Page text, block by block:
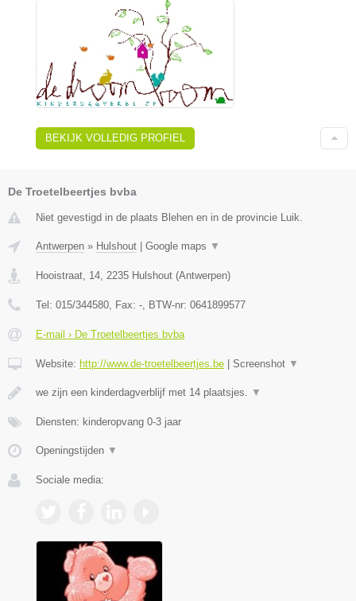
BEKIJK VOLLEDIG PROFIEL
De Troetelbeertjes bvba
Niet gevestigd in de plaats Blehen en in de provincie Luik.
Antwerpen » Hulshout Google maps ▼
Hooistraat, 14 2235 Hulshout (Antwerpen)
Tel: 015/344580 , Fax: - , BTW-nr: 0641899577
E-mail › De Troetelbeertjes bvba
Website: http://www.de-troetelbeertjes.be Screenshot ▼
we zijn een kinderdagverblijf met 14 plaatsjes. ▼
Diensten: kinderopvang 0-3 jaar
Openingstijden ▼
Sociale media: